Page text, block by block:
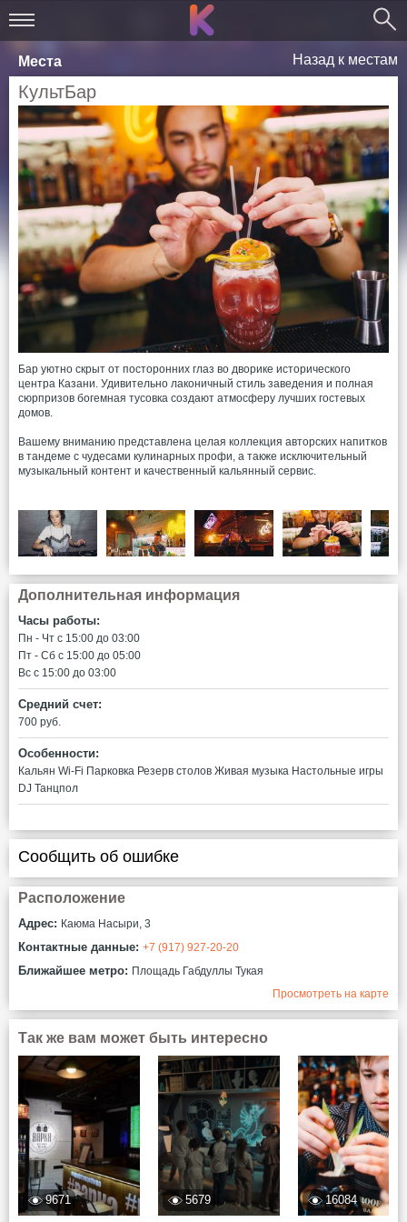
Места Назад к местам
КультБар
Бар уютно скрыт от посторонних глаз во дворике исторического
центра Казани. Удивительно лаконичный стиль заведения и полная
сюрпризов богемная тусовка создают атмосферу лучших гостевых
домов.
Вашему вниманию представлена целая коллекция авторских напитков
в тандеме с чудесами кулинарных профи, а также исключительный
музыкальный контент и качественный кальянный сервис.
Дополнительная информация
Часы работы:
Пн - Чт c 15:00 до 03:00
Пт - Сб c 15:00 до 05:00
Вс c 15:00 до 03:00
Средний счет:
700 руб.
Особенности:
Кальян Wi-Fi Парковка Резерв столов Живая музыка Настольные игры
DJ Танцпол
Сообщить об ошибке
Расположение
Адрес: Каюма Насыри, 3
Контактные данные: +7 (917) 927-20-20
Ближайшее метро: Площадь Габдуллы Тукая
Просмотреть на карте
Так же вам может быть интересно
9671 5679 16084